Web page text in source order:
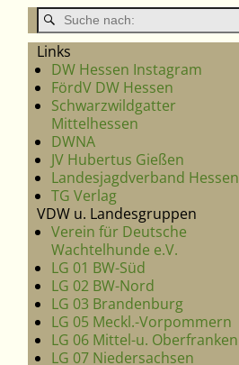
Links
DW Hessen Instagram
FördV DW Hessen
Schwarzwildgatter
Mittelhessen
DWNA
JV Hubertus Gießen
Landesjagdverband Hessen
TG Verlag
VDW u. Landesgruppen
Verein für Deutsche
Wachtelhunde e.V.
LG 01 BW-Süd
LG 02 BW-Nord
LG 03 Brandenburg
LG 05 Meckl.-Vorpommern
LG 06 Mittel-u. Oberfranken
LG 07 Niedersachsen